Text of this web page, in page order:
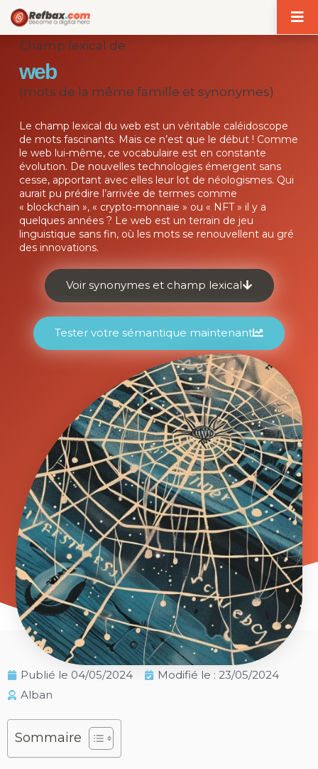
Champ lexical de
web
(mots de la même famille et synonymes)
Le champ lexical du web est un véritable caléidoscope
de mots fascinants. Mais ce n’est que le début ! Comme
le web lui-même, ce vocabulaire est en constante
évolution. De nouvelles technologies émergent sans
cesse, apportant avec elles leur lot de néologismes. Qui
aurait pu prédire l’arrivée de termes comme
« blockchain », « crypto-monnaie » ou « NFT » il y a
quelques années ? Le web est un terrain de jeu
linguistique sans fin, où les mots se renouvellent au gré
des innovations.
Voir synonymes et champ lexical
Tester votre sémantique maintenant
Publié le 04/05/2024
Modifié le : 23/05/2024
Alban
Sommaire
Panneau de gestion des cookies